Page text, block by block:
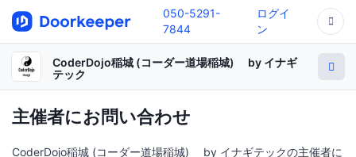
050-5291-
7844
ログイ
ン
CoderDojo稲城 (コーダー道場稲城) by イナギ
テック
主催者にお問い合わせ
CoderDojo稲城 (コーダー道場稲城) by イナギテックの主催者に